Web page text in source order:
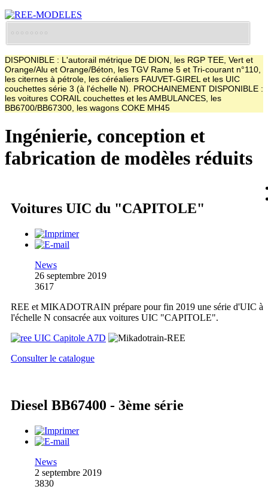
DISPONIBLE : L'autorail métrique DE DION, les RGP TEE, Vert et
Orange/Alu et Orange/Béton, les TGV Rame 5 et Tri-courant n°110,
les citernes à pétrole, les céréaliers FAUVET-GIREL et les UIC
couchettes série 3 (à l'échelle N). PROCHAINEMENT DISPONIBLE :
les voitures CORAIL couchettes et les AMBULANCES, les
BB6700/BB67300, les wagons COKE MH45
Ingénierie, conception et
fabrication de modèles réduits
Voitures UIC du "CAPITOLE"
News
26 septembre 2019
3617
REE et MIKADOTRAIN prépare pour fin 2019 une série d'UIC à
l'échelle N consacrée aux voitures UIC "CAPITOLE".
Consulter le catalogue
Diesel BB67400 - 3ème série
News
2 septembre 2019
3830